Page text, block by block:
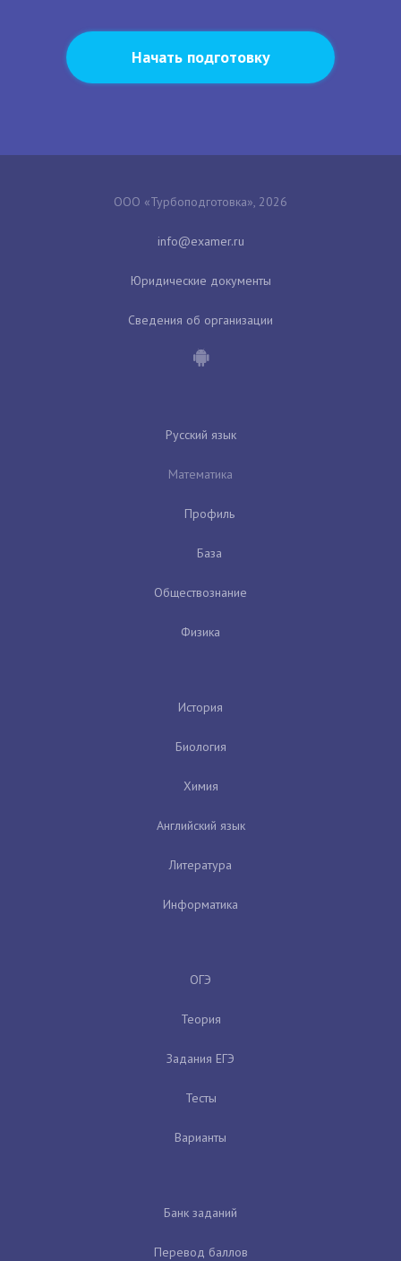
Начать подготовку
ООО «Турбоподготовка», 2026
Юридические документы
Сведения об организации
Русский язык
Математика
Профиль
База
Обществознание
Физика
История
Биология
Химия
Английский язык
Литература
Информатика
ОГЭ
Теория
Задания ЕГЭ
Тесты
Варианты
Банк заданий
Перевод баллов